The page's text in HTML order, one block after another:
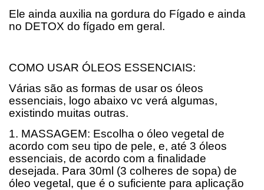
Ele ainda auxilia na gordura do Fígado e ainda
no DETOX do fígado em geral.
COMO USAR ÓLEOS ESSENCIAIS:
Várias são as formas de usar os óleos
essenciais, logo abaixo vc verá algumas,
existindo muitas outras.
1. MASSAGEM: Escolha o óleo vegetal de
acordo com seu tipo de pele, e, até 3 óleos
essenciais, de acordo com a finalidade
desejada. Para 30ml (3 colheres de sopa) de
óleo vegetal, que é o suficiente para aplicação